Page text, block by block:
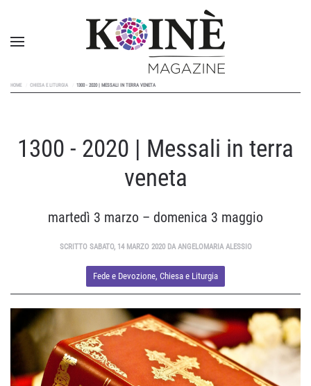
HOME CHIESA E LITURGIA 1300 - 2020 | MESSALI IN TERRA VENETA
1300 - 2020 | Messali in terra
veneta
martedì 3 marzo – domenica 3 maggio
SCRITTO SABATO, 14 MARZO 2020 DA ANGELOMARIA ALESSIO
Fede e Devozione, Chiesa e Liturgia